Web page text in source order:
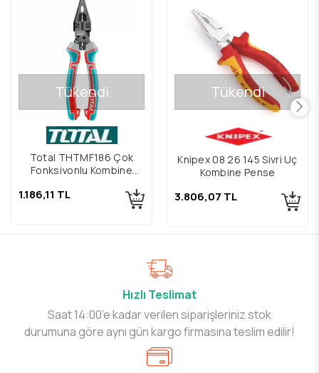
Tükendi
Total THTMF186 Çok
Fonksiyonlu Kombine
1.186,11 TL
Tükendi
Knipex 08 26 145 Sivri Uç
Kombine Pense
3.806,07 TL
Hızlı Teslimat
Saat 14:00’e kadar verilen siparişleriniz stok
durumuna göre aynı gün kargo firmasına teslim edilir!